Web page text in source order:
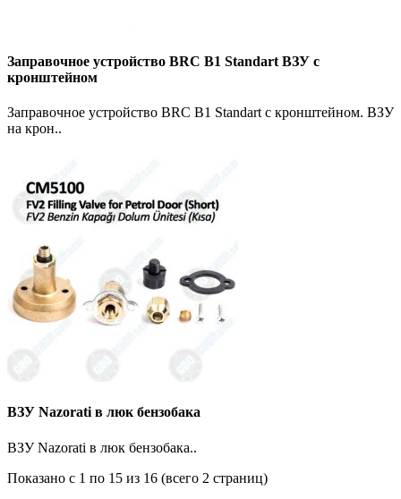
Заправочное устройство BRC B1 Standart ВЗУ с
кронштейном
Заправочное устройство BRC B1 Standart с кронштейном. ВЗУ
на крон..
ВЗУ Nazorati в люк бензобака
ВЗУ Nazorati в люк бензобака..
Показано с 1 по 15 из 16 (всего 2 страниц)